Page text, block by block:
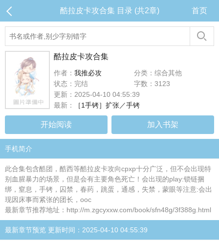
酷拉皮卡攻合集 目录 (共2章) 首页
酷拉皮卡攻合集
作者： 我推必攻
分类：综合其他
状态：完结
字数：3123
更新：2025-04-10 04:55:39
最新：
［1手铐］扩张／手铐
开始阅读 加入书架
手机简介
此合集包含酷团，酷西等酷拉皮卡攻向cpxp十分广泛，但不会出现特
别血腥暴力的场景，但是会有主要角色死亡！会出现的play:锁链捆
绑，窒息，手铐，囚禁，春药，跳蛋，通感，失禁，蒙眼等注意:会出
现因床事而紧张的团长，ooc
最新章节推荐地址：http://m.zgcyxxw.com/book/sfn48g/3f388g.html
最新章节预览 更新时间：2025-04-10 04:55:39